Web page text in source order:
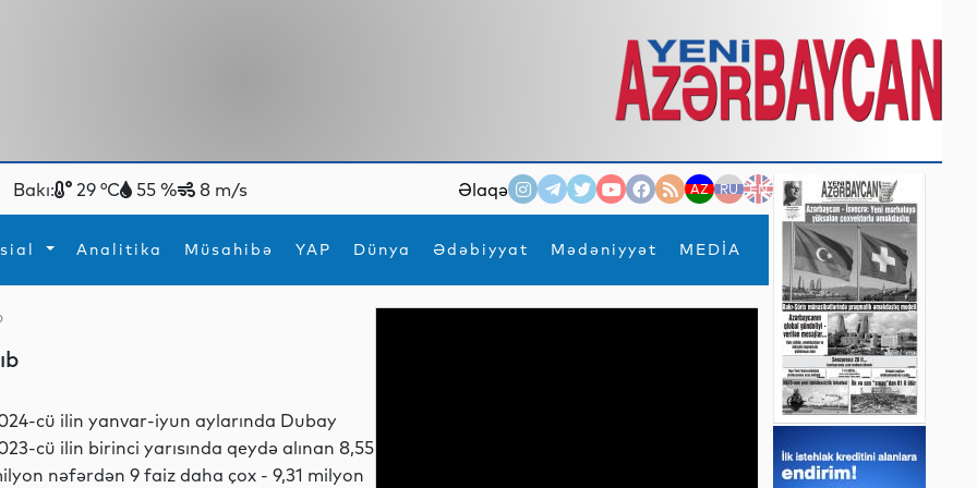
Bakı: 29 °C 55 % 8 m/s Əlaqə AZ RU EN
Analitika Müsahibə YAP Dünya Ədəbiyyat Mədəniyyət MEDİA
×
İdman
cü ilin yanvar-iyun aylarında Dubay
cü ilin birinci yarısında qeydə alınan 8,55
nəfərdən 9 faiz daha çox - 9,31 milyon